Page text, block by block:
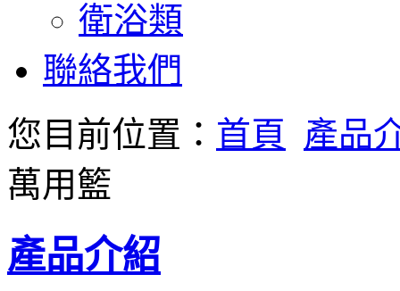
衛浴類
聯絡我們
您目前位置： 首頁
產品
萬用籃
產品介紹